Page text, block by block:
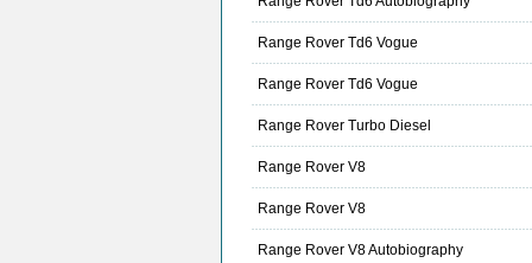
Range Rover Td6 Vogue
Range Rover Td6 Vogue
Range Rover Turbo Diesel
Range Rover V8
Range Rover V8
Range Rover V8 Autobiography